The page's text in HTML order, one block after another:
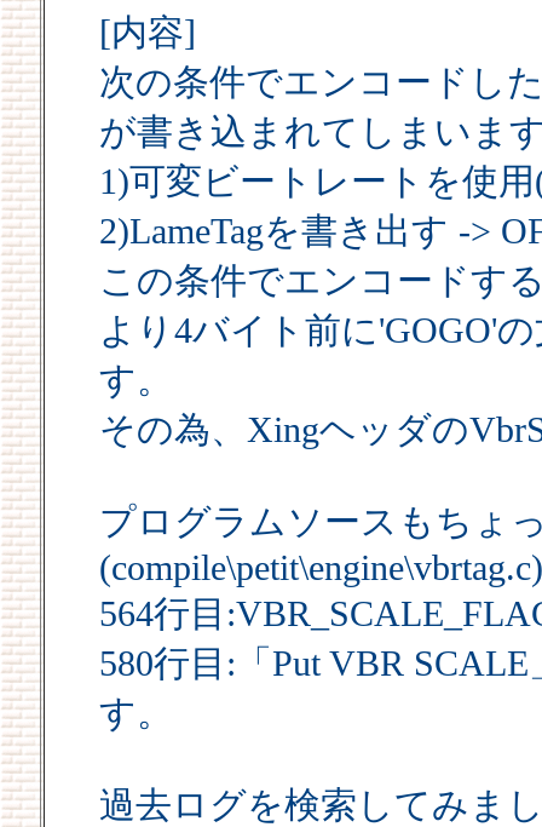
[内容]
次の条件でエンコードし
が書き込まれてしまいま
1)可変ビートレートを使
2)LameTagを書き出す ->
この条件でエンコードす
より4バイト前に'GOGO'
す。
その為、Xingヘッダの
プログラムソースもちょ
(compile\petit\engine\vbrtag.c)
564行目
580行目:「Put VBR
す。
過去ログを検索してみま